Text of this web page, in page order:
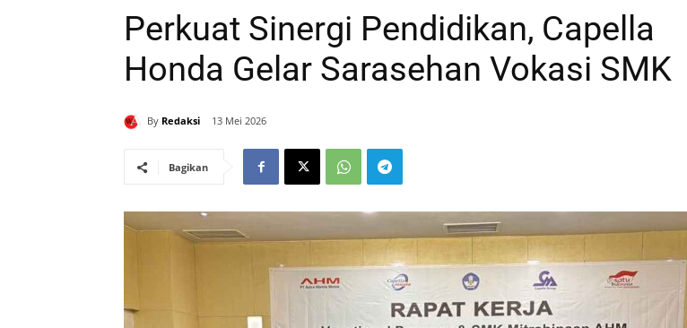
Perkuat Sinergi Pendidikan, Capella
Honda Gelar Sarasehan Vokasi SMK
By Redaksi 13 Mei 2026
Bagikan